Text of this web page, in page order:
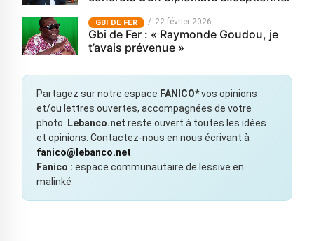
GBI DE FER 22 février 2026
Gbi de Fer : « Raymonde Goudou, je
t’avais prévenue »
Partagez sur notre espace FANICO*vos opinions
et/ou lettres ouvertes, accompagnées de votre
photo.
Lebanco.net reste ouvert à toutes les idées
et opinions. Contactez-nous en nous écrivant à
fanico@lebanco.net
Fanico : espace communautaire de lessive en
malinké